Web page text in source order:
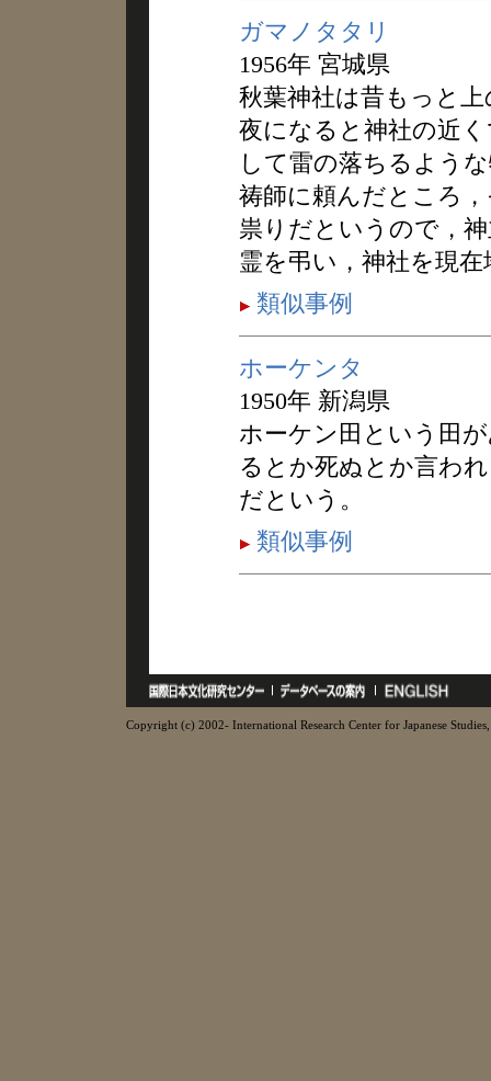
ガマノタタリ
1956年 宮城県
秋葉神社は昔もっと
夜になると神社の近
して雷の落ちるよう
祷師に頼んだところ
祟りだというので，
霊を弔い，神社を現
類似事例
ホーケンタ
1950年 新潟県
ホーケン田という田
るとか死ぬとか言わ
だという。
類似事例
Copyright (c) 2002- International Research Center for Japanese